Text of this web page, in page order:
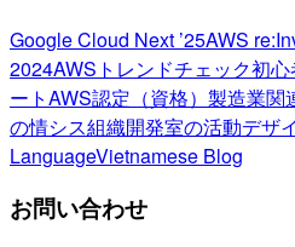
Google Cloud Next ’25AWS
2024AWSトレンドチェック初心
ートAWS認定（資格） 製造業関
の情シス組織開発室の活動デザ
LanguageVietnamese Blog
お問い合わせ